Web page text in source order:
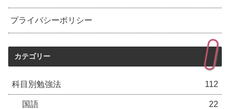
プライバシーポリシー
カテゴリー
科目別勉強法 112
国語 22